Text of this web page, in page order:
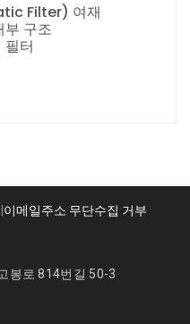
Filter) 여재
구조
터
이메일주소 무단수집 거부
봉로 814번길 50-3